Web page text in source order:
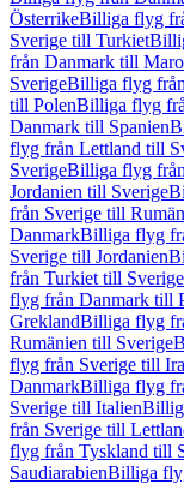
ÖsterrikeBilliga flyg
Sverige till Turkiet
från Danmark till
SverigeBilliga flyg
till PolenBilliga flyg
Danmark till Spanien
flyg från Lettland till
SverigeBilliga flyg
Jordanien till Sverige
från Sverige till
DanmarkBilliga flyg
Sverige till Jordanien
från Turkiet till Sverige
flyg från Danmark till
GreklandBilliga flyg
Rumänien till Sverige
flyg från Sverige till
DanmarkBilliga flyg
Sverige till Italien
från Sverige till
flyg från Tyskland till
SaudiarabienBilliga